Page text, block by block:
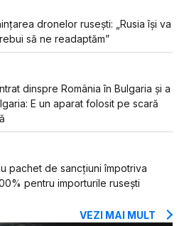
dronelor rusești: „Rusia își va
să ne readaptăm”
dinspre România în Bulgaria și a
E un aparat folosit pe scară
pachet de sancțiuni împotriva
pentru importurile rusești
VEZI MAI MULT